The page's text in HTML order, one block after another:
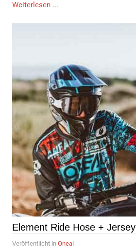
Weiterlesen ...
Element Ride Hose + Jersey
Veröffentlicht in Oneal